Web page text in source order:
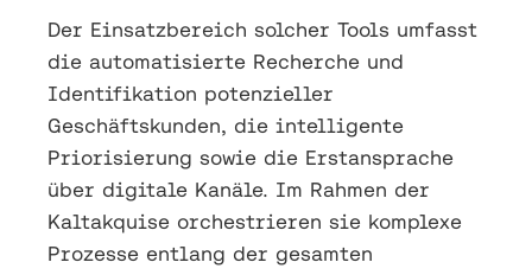
Der Einsatzbereich solcher Tools umfasst
die automatisierte Recherche und
Identifikation potenzieller
Geschäftskunden, die intelligente
Priorisierung sowie die Erstansprache
über digitale Kanäle. Im Rahmen der
Kaltakquise orchestrieren sie komplexe
Prozesse entlang der gesamten